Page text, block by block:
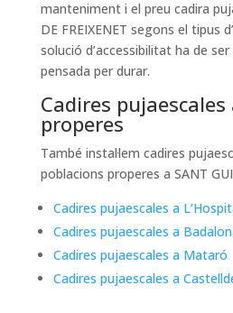
manteniment i el preu cadira
DE FREIXENET segons el tipus
solució d’accessibilitat ha de
pensada per durar.
Cadires
properes
També instal·lem cadires
poblacions properes a SANT
Cadires pujaescales a
Cadires pujaescales a
Cadires pujaescales a Mataró
Cadires pujaescales a